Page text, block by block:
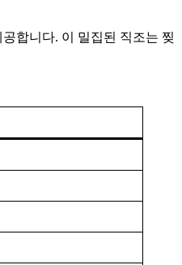
합니다. 이 밀집된 직조는 찢